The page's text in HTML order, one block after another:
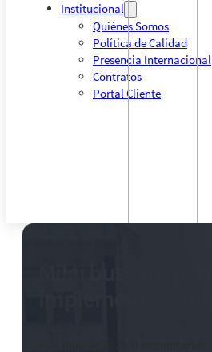
Institucional
Quiénes Somos
Política de Calidad
Presencia Internacional
Contratos
Portal Cliente